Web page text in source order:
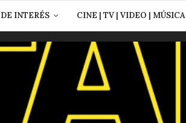
INTERÉS CINE | TV | VIDEO | MÚSICA